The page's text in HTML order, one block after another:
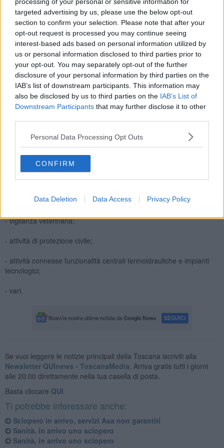
targeted advertising by us, please use the below opt-out
section to confirm your selection. Please note that after your
opt-out request is processed you may continue seeing
interest-based ads based on personal information utilized by
us or personal information disclosed to third parties prior to
your opt-out. You may separately opt-out of the further
disclosure of your personal information by third parties on the
IAB’s list of downstream participants. This information may
also be disclosed by us to third parties on the IAB’s List of
Downstream Participants that may further disclose it to other
Personal Data Processing Opt Outs
CONFIRM
Data Deletion Data Access Privacy Policy
attraverso una nota.
Come previsto dalla normativa vigente, saranno comunque
garantiti tutti i servizi minimi essenziali previsti per il settore della
Sanità e, per quanto riguarda le attività connesse all’assistenza
diretta ai degenti, sarà data priorità alle emergenze e alla cura dei
malati più gravi e non dimissibili.
I servizi minimi essenziali comprendono:
- il Pronto Soccorso e servizi afferenti legati a problematiche non-
differibili della salute dei cittadini ricoverati (turni dei reparti) e non.
Di conseguenza anche il personale tecnico per la preparazione dei
pasti e degli altri servizi di base;
- servizi di assistenza domiciliare;
- attività di prevenzione urgente (alimenti, bevande, etc..);
- vigilanza veterinaria;
- attività di protezione civile;
- attività connesse funzionalità centrali termoidrauliche e impianti
tecnologici;
- vari.
Se vuoi leggere le notizie principali della Toscana iscriviti alla
Newsletter QUInews - ToscanaMedia. Arriva gratis tutti i giorni
alle 20:00 direttamente nella tua casella di posta.
Basta cliccare QUI
Ti potrebbe interessare anche:
Sciopero in arrivo, servizi Asa non garantiti
Sanità, in arrivo uno sciopero
Sanità, in arrivo uno sciopero